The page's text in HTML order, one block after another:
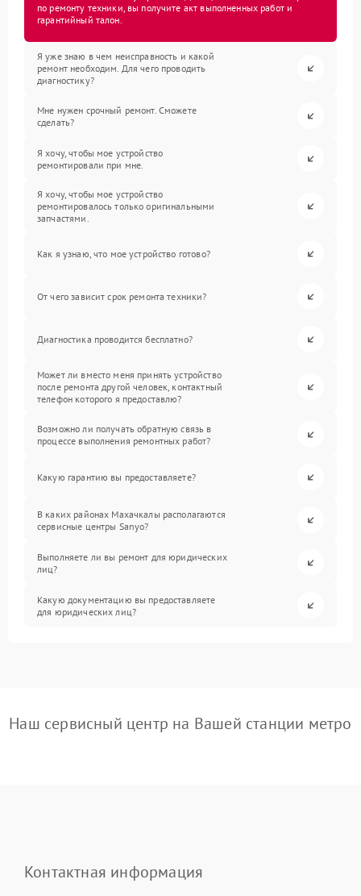
по ремонту техники, вы получите акт выполненных работ и
гарантийный талон.
Я уже знаю в чем неисправность и какой
ремонт необходим. Для чего проводить
диагностику?
Мне нужен срочный ремонт. Сможете
сделать?
Я хочу, чтобы мое устройство
ремонтировали при мне.
Я хочу, чтобы мое устройство
ремонтировалось только оригинальными
запчастями.
Как я узнаю, что мое устройство готово?
От чего зависит срок ремонта техники?
Диагностика проводится бесплатно?
Может ли вместо меня принять устройство
после ремонта другой человек, контактный
телефон которого я предоставлю?
Возможно ли получать обратную связь в
процессе выполнения ремонтных работ?
Какую гарантию вы предоставляете?
В каких районах Махачкалы располагаются
сервисные центры Sanyo?
Выполняете ли вы ремонт для юридических
лиц?
Какую документацию вы предоставляете
для юридических лиц?
Наш сервисный центр на Вашей станции метро
Контактная информация